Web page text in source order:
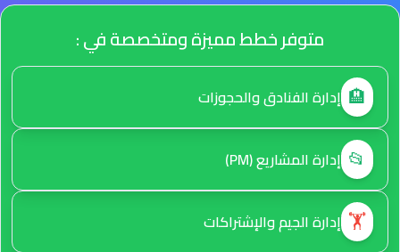
متوفر خطط مميزة ومتخصصة في :
🏨 إدارة الفنادق والحجوزات
📂 إدارة المشاريع (PM)
🏋️ إدارة الجيم والإشتراكات